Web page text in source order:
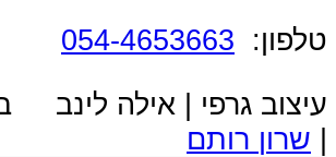
טלפון: 054-4653663
עיצוב גרפי | אילה לינב
| שרון רותם